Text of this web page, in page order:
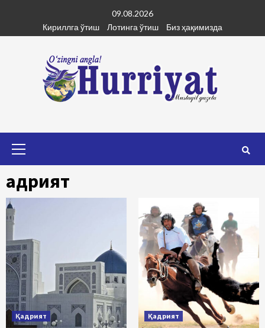
content
09.08.2026
Кириллга ўтиш
Лотинга ўтиш Биз ҳақимизда
Қадрият
Қадрият Қадрият